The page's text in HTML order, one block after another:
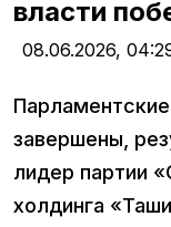
власти
08.06.2026,
завершены,
лидер партии
холдинга